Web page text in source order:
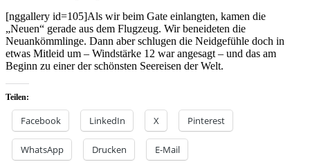
[nggallery id=105]Als wir beim Gate einlangten, kamen die
„Neuen“ gerade aus dem Flugzeug. Wir beneideten die
Neuankömmlinge. Dann aber schlugen die Neidgefühle doch in
etwas Mitleid um – Windstärke 12 war angesagt – und das am
Beginn zu einer der schönsten Seereisen der Welt.
Teilen:
Facebook LinkedIn X Pinterest
WhatsApp Drucken E-Mail